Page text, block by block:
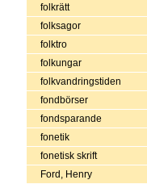
folkrätt
folksagor
folktro
folkungar
folkvandringstiden
fondbörser
fondsparande
fonetik
fonetisk skrift
Ford, Henry